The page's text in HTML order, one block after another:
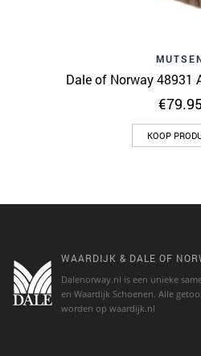
Dale of Norway 48931
€
KOOP
WAARDIJK & DALE OF
Dalenorway.nl is een unieke
en Waardijk Schoenen. Alle
worden op waardijk.nl